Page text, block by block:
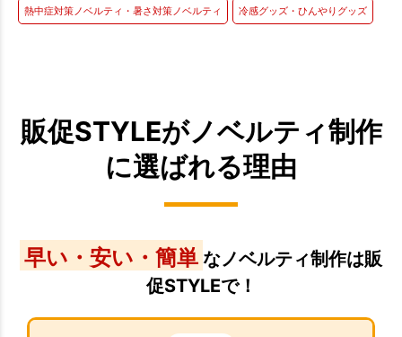
熱中症対策ノベルティ・暑さ対策ノベルティ 冷感グッズ・ひんやりグッズ
販促STYLEがノベルティ制作
に選ばれる理由
早い・安い・簡単 なノベルティ制作は販
促STYLEで！